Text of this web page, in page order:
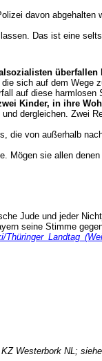
davon abgehalten
Das ist eine
die sich auf dem Wege
auf diese harmlosen
Kinder, in ihre
dergleichen. Zwei
die von außerhalb
Mögen sie allen
Jude und jeder
seine Stimme
Westerbork NL; siehe